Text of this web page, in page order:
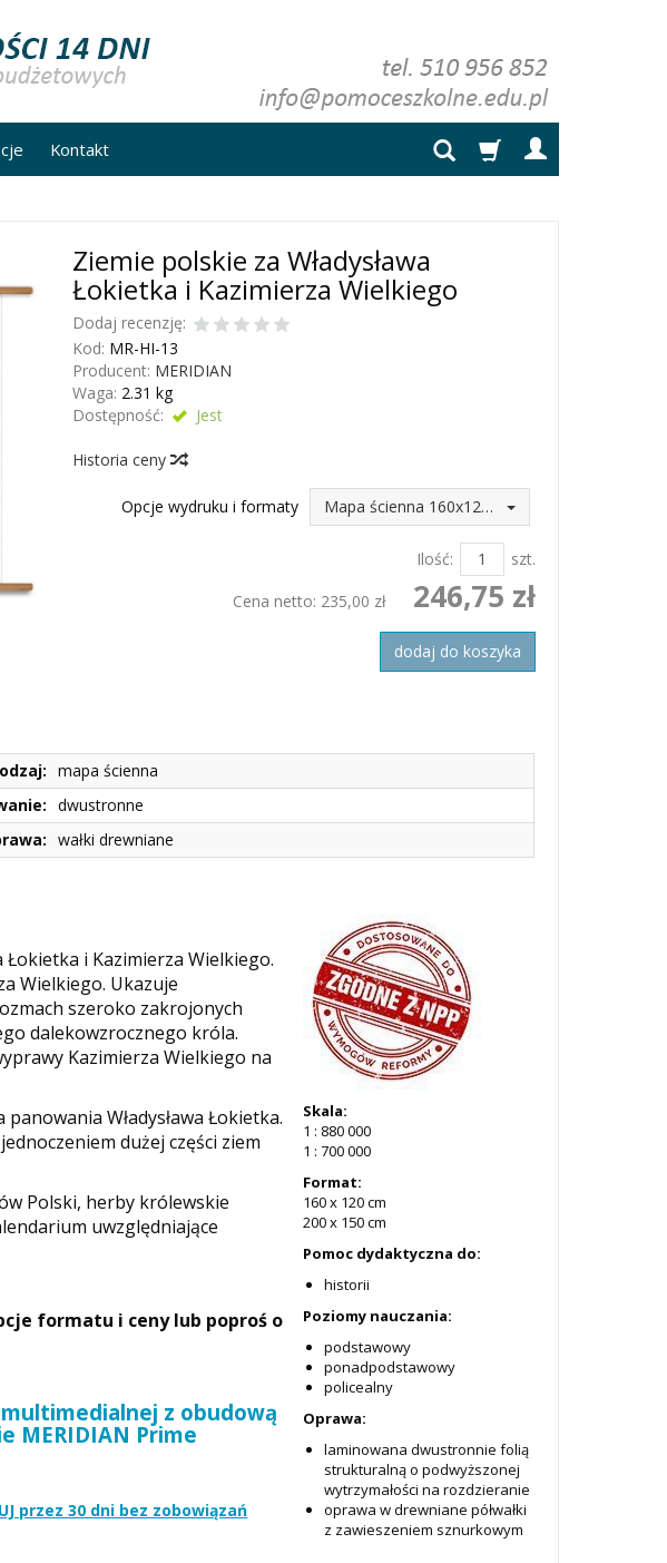
Kontakt
Ziemie polskie za Władysława
Łokietka i Kazimierza Wielkiego
Dodaj recenzję:
Kod: MR-HI-13
Producent: MERIDIAN
Waga: 2.31 kg
Dostępność:
Jest
Historia ceny
Opcje wydruku i formaty Mapa ścienna 160x120 (246,75 zł)
Ilość:
szt.
Cena netto: 235,00 zł 246,75 zł
dodaj do koszyka
mapa ścienna
dwustronne
wałki drewniane
Łokietka i Kazimierza Wielkiego.
Wielkiego. Ukazuje
szeroko zakrojonych
dalekowzrocznego króla.
Kazimierza Wielkiego na
panowania Władysława Łokietka.
dużej części ziem
Polski, herby królewskie
uwzględniające
formatu i ceny lub poproś o
z obudową
MERIDIAN Prime
przez 30 dni bez zobowiązań
Skala:
1 : 880 000
1 : 700 000
Format:
160 x 120 cm
200 x 150 cm
Pomoc dydaktyczna do:
historii
Poziomy nauczania:
podstawowy
ponadpodstawowy
policealny
Oprawa:
laminowana dwustronnie folią
strukturalną o podwyższonej
wytrzymałości na rozdzieranie
oprawa w drewniane półwałki
z zawieszeniem sznurkowym